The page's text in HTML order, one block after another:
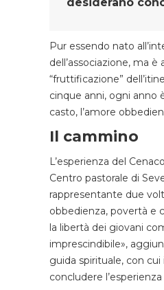
Pur essendo nato
dell’associazione, ma
“fruttificazione”
cinque anni, ogni anno
casto, l’amore
Il cammino
L’esperienza del
Centro pastorale di
rappresentante due
obbedienza, povertà e
la libertà dei giovani
imprescindibile»,
guida spirituale, con
concludere